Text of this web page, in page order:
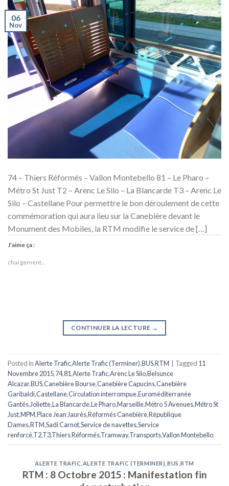
06
Nov
74 – Thiers Réformés – Vallon Montebello 81 – Le Pharo –
Métro St Just T2 – Arenc Le Silo – La Blancarde T3 – Arenc Le
Silo – Castellane Pour permettre le bon déroulement de cette
commémoration qui aura lieu sur la Canebière devant le
Monument des Mobiles, la RTM modifie le service de […]
J’aime ça :
chargement…
CONTINUER LA LECTURE →
Posted inAlerte Trafic,Alerte Trafic (Terminer),BUS,RTM Tagged 11
Novembre 2015,74,81,Alerte Trafic,Arenc Le Silo,Belsunce
Alcazar,BUS,Canebière Bourse,Canebière Capucins,Canebière
Garibaldi,Castellane,Circulation interrompue,Euroméditerranée
Gantés,Joliette,La Blancarde,Le Pharo,Marseille,Métro 5 Avenues,Métro St
Just,MPM,Place Jean Jaurès,Réformés Canebière,République
Dames,RTM,Sadi Carnot,Service de navettes,Service
renforcé,T2,T3,Thiers Réformés,Tramway,Transports,Vallon Montebello
ALERTE TRAFIC ALERTE TRAFIC (TERMINER) BUS ,RTM
RTM : 8 Octobre 2015 : Manifestation fin